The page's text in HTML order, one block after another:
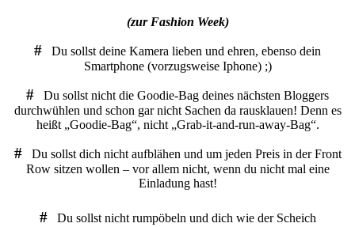
(zur Fashion Week)
# Du sollst deine Kamera lieben und ehren, ebenso dein
Smartphone (vorzugsweise Iphone) ;)
# Du sollst nicht die Goodie-Bag deines nächsten Bloggers
durchwühlen und schon gar nicht Sachen da rausklauen! Denn es
heißt „Goodie-Bag“, nicht „Grab-it-and-run-away-Bag“.
#Du sollst dich nicht aufblähen und um jeden Preis in der Front
Row sitzen wollen – vor allem nicht, wenn du nicht mal eine
Einladung hast!
#Du sollst nicht rumpöbeln und dich wie der Scheich